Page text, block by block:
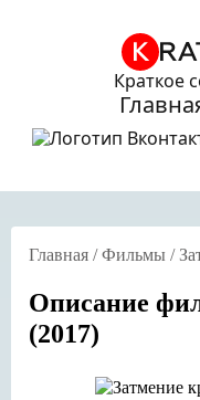
Краткое
Главная /Фильмы /
Описание
(2017)